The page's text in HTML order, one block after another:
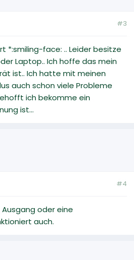
#3
*:smiling-face: .. Leider besitze
Laptop.. Ich hoffe das mein
ist.. Ich hatte mit meinen
auch schon viele Probleme
ich bekomme ein
ist...
#4
Ausgang oder eine
auch.